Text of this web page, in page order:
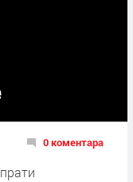
0 коментара